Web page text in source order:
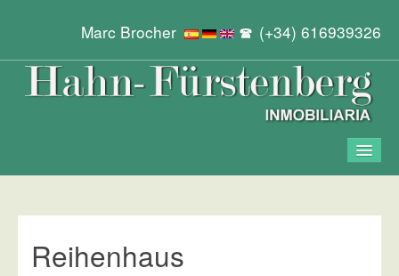
Marc Brocher (+34) 616939326
Kontakt
Reihenhaus